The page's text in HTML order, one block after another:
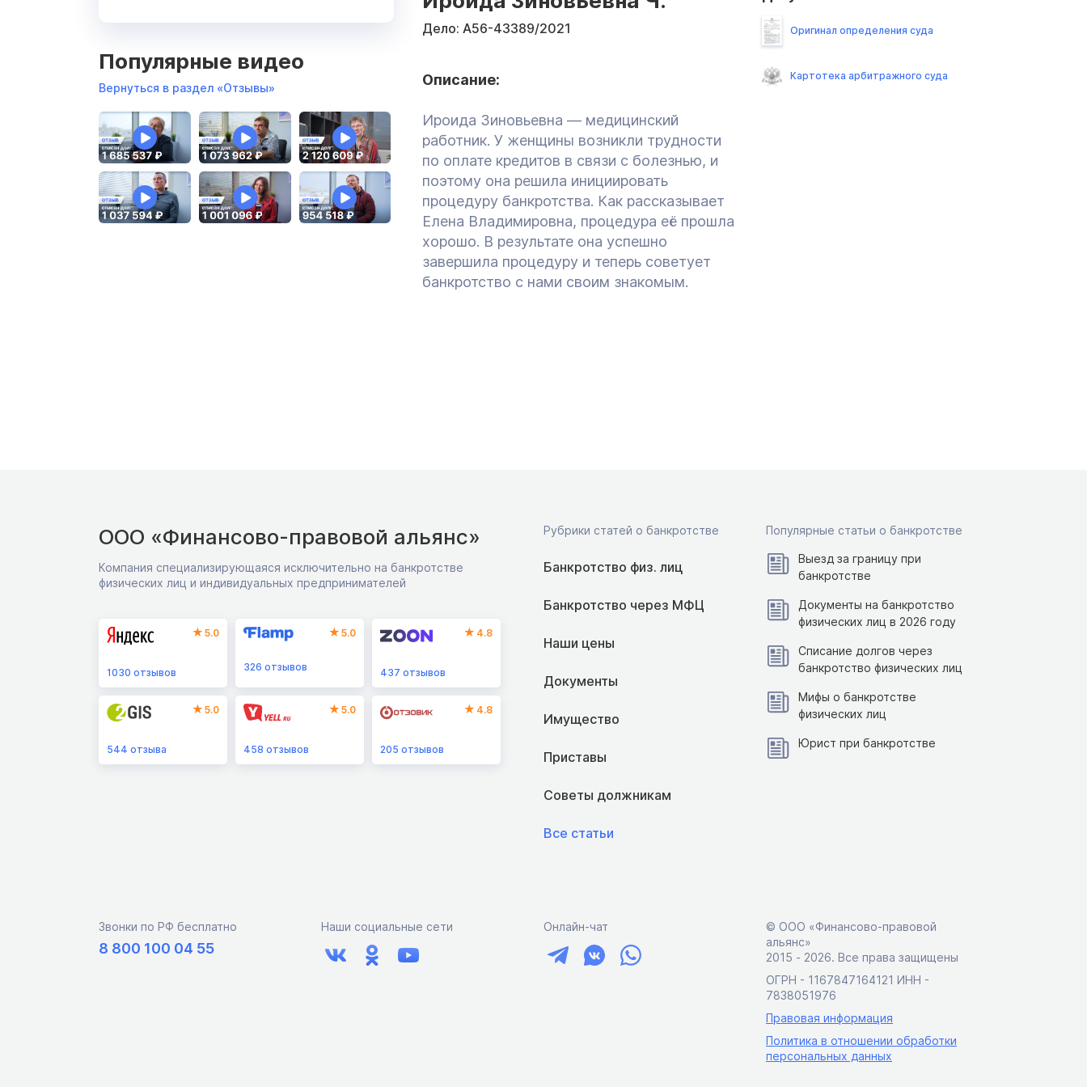
Популярные видео
Вернуться в раздел «Отзывы»
Дело: А56-43389/2021
Описание:
Ироида Зиновьевна — медицинский
работник. У женщины возникли трудности
по оплате кредитов в связи с болезнью, и
поэтому она решила инициировать
процедуру банкротства. Как рассказывает
Елена Владимировна, процедура её прошла
хорошо. В результате она успешно
завершила процедуру и теперь советует
банкротство с нами своим знакомым.
Оригинал определения суда
Картотека арбитражного суда
ООО «Финансово-правовой альянс»
Компания специализирующаяся исключительно на банкротстве
физических лиц и индивидуальных предпринимателей
5.0
1030 отзывов
5.0
326 отзывов
4.8
437 отзывов
5.0
544 отзыва
5.0
458 отзывов
4.8
205 отзывов
Рубрики статей о банкротстве
Банкротство физ. лиц
Банкротство через МФЦ
Наши цены
Документы
Имущество
Приставы
Советы должникам
Все статьи
Популярные статьи о банкротстве
Выезд за границу при
банкротстве
Документы на банкротство
физических лиц в 2026 году
Списание долгов через
банкротство физических лиц
Мифы о банкротстве
физических лиц
Юрист при банкротстве
Звонки по РФ бесплатно
8 800 100 04 55
Наши социальные сети Онлайн-чат
© ООО «Финансово-правовой
альянс»
2015 ‑ 2026. Все права защищены
ОГРН - 1167847164121 ИНН -
7838051976
Правовая информация
Политика в отношении обработки
персональных данных